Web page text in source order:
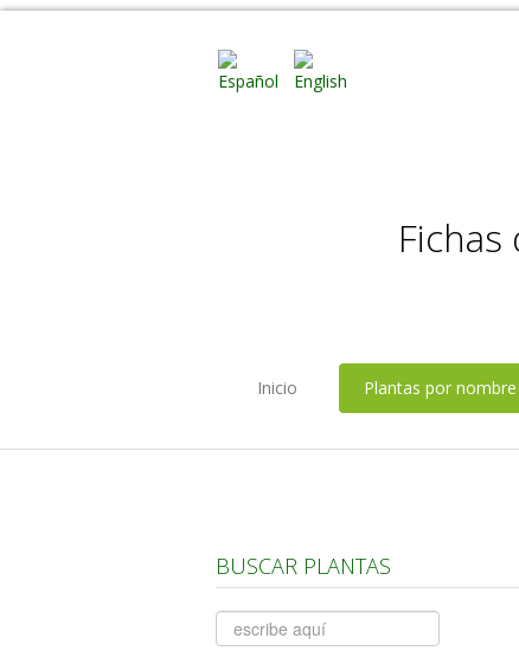
Inicio Plantas por nombre
BUSCAR PLANTAS